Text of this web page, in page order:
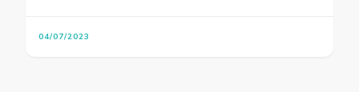
04/07/2023